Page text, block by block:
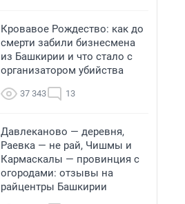
Кровавое Рождество: как до
смерти забили бизнесмена
из Башкирии и что стало с
организатором убийства
37 343 13
Давлеканово — деревня,
Раевка — не рай, Чишмы и
Кармаскалы — провинция с
огородами: отзывы на
райцентры Башкирии